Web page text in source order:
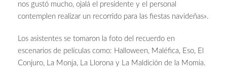
nos gustó mucho, ojalá el presidente y el personal
contemplen realizar un recorrido para las fiestas navideñas».
Los asistentes se tomaron la foto del recuerdo en
escenarios de películas como: Halloween, Maléfica, Eso, El
Conjuro, La Monja, La Llorona y La Maldición de la Momia.